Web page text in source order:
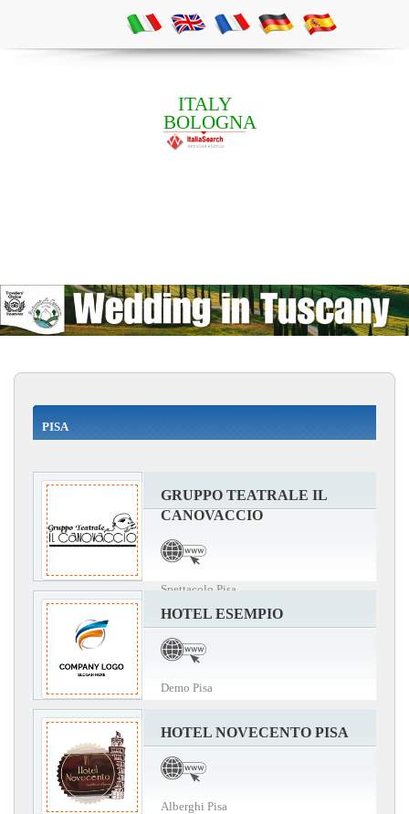
ITALY
BOLOGNA
PISA
GRUPPO TEATRALE IL
CANOVACCIO
Spettacolo Pisa
HOTEL ESEMPIO
Demo Pisa
HOTEL NOVECENTO PISA
Alberghi Pisa